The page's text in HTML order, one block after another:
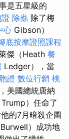
是五星級的
除蟲 除了梅
心 Gibson）
底按摩證照課程
傑（Heath 餐
Ledger），當
證 數位行銷 桃
美國總統唐納
Trump）任命了
的7月暗殺企圖
）成功地